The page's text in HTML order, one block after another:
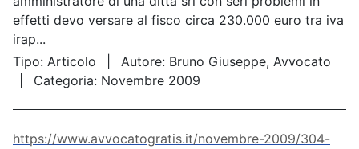
effetti devo versare al fisco circa 230.000 euro tra iva
irap...
Tipo: Articolo Autore: Bruno Giuseppe, Avvocato
Categoria: Novembre 2009
https://www.avvocatogratis.it/novembre-2009/304-